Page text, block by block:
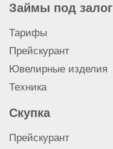
Займы под залог
Тарифы
Прейскурант
Ювелирные изделия
Техника
Скупка
Прейскурант